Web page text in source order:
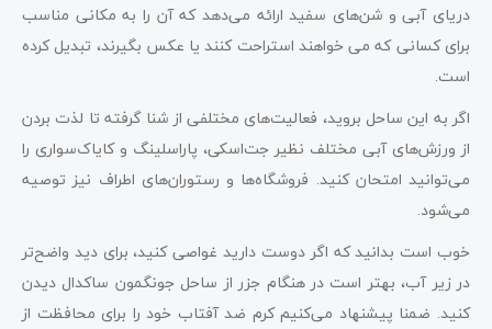
دریای آبی و شن‌های سفید ارائه می‌دهد که آن را به مکانی مناسب
برای کسانی که می خواهند استراحت کنند یا عکس بگیرند، تبدیل کرده
است.
اگر به این ساحل بروید، فعالیت‌های مختلفی از شنا گرفته تا لذت بردن
از ورزش‌های آبی مختلف نظیر جت‌اسکی، پاراسلینگ و کایاک‌سواری را
می‌توانید امتحان کنید. فروشگاه‌ها و رستوران‌های اطراف نیز توصیه
می‌شود.
خوب است بدانید که اگر دوست دارید غواصی کنید، برای دید واضح‌تر
در زیر آب، بهتر است در هنگام جزر از ساحل جونگمون ساکدال دیدن
کنید. ضمنا پیشنهاد می‌کنیم کرم ضد آفتاب خود را برای محافظت از